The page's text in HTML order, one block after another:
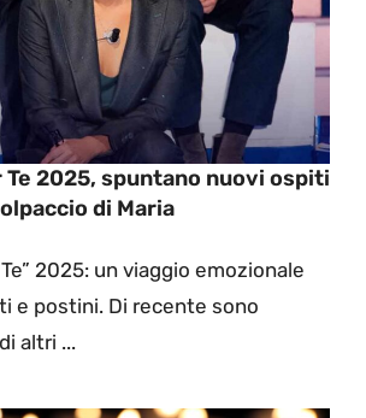
Te 2025, spuntano nuovi ospiti
di Maria
Te” 2025: un viaggio emozionale
e postini. Di recente sono
altri ...